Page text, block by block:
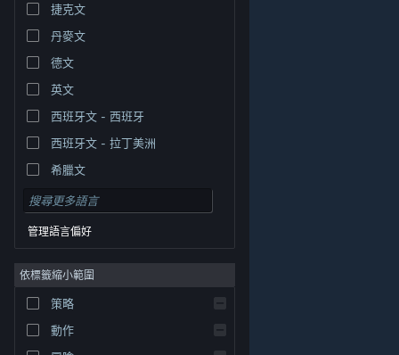
權人在美國與其它國家（地區）之財產。
Cookie
捷克文
丹麥文
德文
英文
西班牙文 - 西班牙
西班牙文 - 拉丁美洲
希臘文
管理語言偏好
依標籤縮小範圍
策略
動作